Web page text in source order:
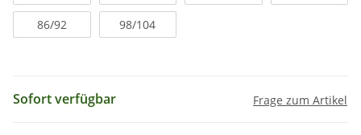
86/92 98/104
Sofort verfügbar Frage zum Artikel